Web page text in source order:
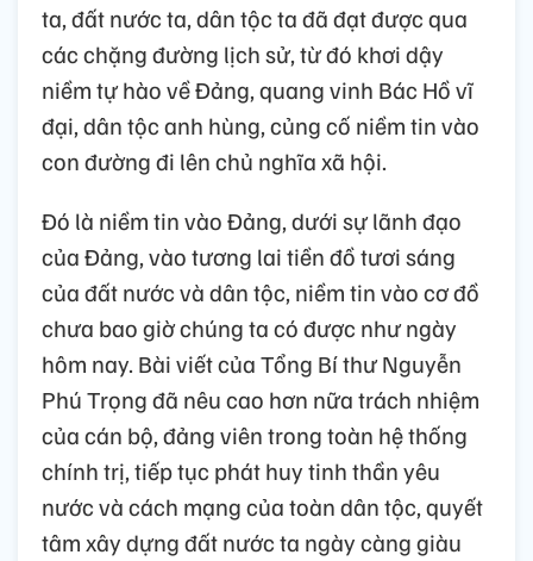
ta, đất nước ta, dân tộc ta đã đạt được qua
các chặng đường lịch sử, từ đó khơi dậy
niềm tự hào về Đảng, quang vinh Bác Hồ vĩ
đại, dân tộc anh hùng, củng cố niềm tin vào
con đường đi lên chủ nghĩa xã hội.
Đó là niềm tin vào Đảng, dưới sự lãnh đạo
của Đảng, vào tương lai tiền đồ tươi sáng
của đất nước và dân tộc, niềm tin vào cơ đồ
chưa bao giờ chúng ta có được như ngày
hôm nay. Bài viết của Tổng Bí thư Nguyễn
Phú Trọng đã nêu cao hơn nữa trách nhiệm
của cán bộ, đảng viên trong toàn hệ thống
chính trị, tiếp tục phát huy tinh thần yêu
nước và cách mạng của toàn dân tộc, quyết
tâm xây dựng đất nước ta ngày càng giàu